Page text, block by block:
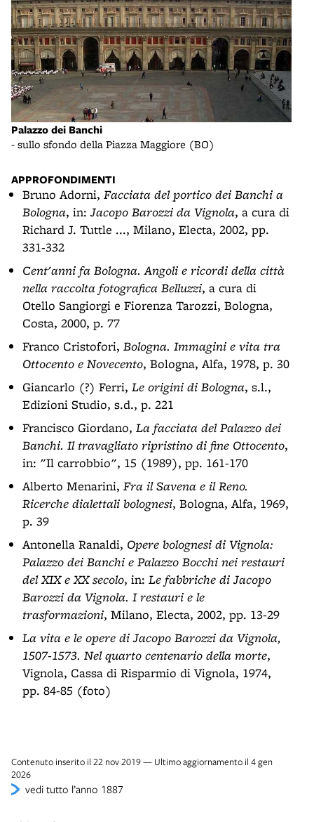
Palazzo dei Banchi
- sullo sfondo della Piazza Maggiore (BO)
APPROFONDIMENTI
Bruno Adorni, Facciata del portico dei Banchi a
Bologna, in:Jacopo Barozzi da Vignola, a cura di
Richard J. Tuttle ..., Milano, Electa, 2002, pp.
331-332
Cent'anni fa Bologna. Angoli e ricordi della città
nella raccolta fotografica Belluzzi, a cura di
Otello Sangiorgi e Fiorenza Tarozzi, Bologna,
Costa, 2000, p. 77
Franco Cristofori, Bologna. Immagini e vita tra
Ottocento e Novecento, Bologna, Alfa, 1978, p. 30
Giancarlo (?) Ferri, Le origini di Bologna, s.l.,
Edizioni Studio, s.d., p. 221
Francisco Giordano, La facciata del Palazzo dei
Banchi. Il travagliato ripristino di fine Ottocento,
in: "Il carrobbio", 15 (1989), pp. 161-170
Alberto Menarini, Fra il Savena e il Reno.
Ricerche dialettali bolognesi, Bologna, Alfa, 1969,
p. 39
Antonella Ranaldi, Opere bolognesi di Vignola:
Palazzo dei Banchi e Palazzo Bocchi nei restauri
del XIX e XX secolo, in: Le fabbriche di Jacopo
Barozzi da Vignola. I restauri e le
trasformazioni, Milano, Electa, 2002, pp. 13-29
La vita e le opere di Jacopo Barozzi da Vignola,
1507-1573. Nel quarto centenario della morte,
Vignola, Cassa di Risparmio di Vignola, 1974,
pp. 84-85 (foto)
Contenuto inserito il 22 nov 2019 — Ultimo aggiornamento il 4 gen
2026
vedi tutto l’anno 1887